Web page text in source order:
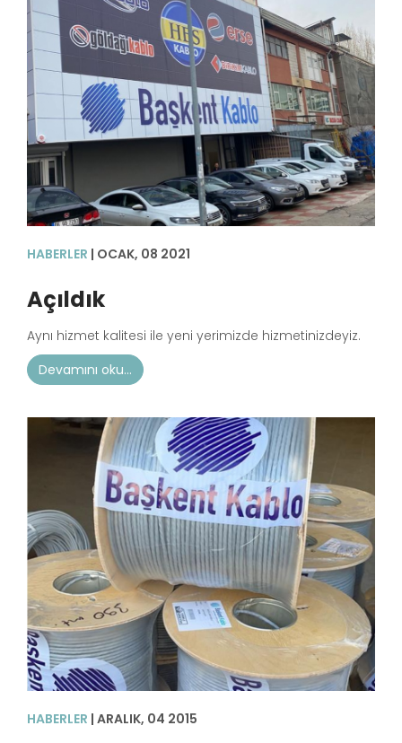
HABERLER | OCAK, 08 2021
Açıldık
Aynı hizmet kalitesi ile yeni yerimizde hizmetinizdeyiz.
Devamını oku...
HABERLER | ARALIK, 04 2015